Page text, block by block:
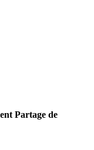
Partage de